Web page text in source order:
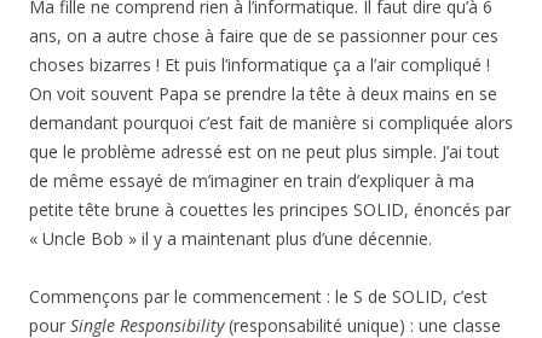
Ma fille ne comprend rien à l’informatique. Il faut dire qu’à 6
ans, on a autre chose à faire que de se passionner pour ces
choses bizarres ! Et puis l’informatique ça a l’air compliqué !
On voit souvent Papa se prendre la tête à deux mains en se
demandant pourquoi c’est fait de manière si compliquée alors
que le problème adressé est on ne peut plus simple. J’ai tout
de même essayé de m’imaginer en train d’expliquer à ma
petite tête brune à couettes les principes SOLID, énoncés par
« Uncle Bob » il y a maintenant plus d’une décennie.
Commençons par le commencement : le S de SOLID, c’est
pour Single Responsibility(responsabilité unique) : une classe